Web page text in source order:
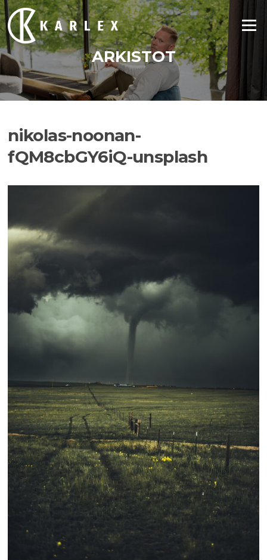
Siirry
suoraan
sisältöön
Valikko
ARKISTOT
nikolas-noonan-
fQM8cbGY6iQ-unsplash